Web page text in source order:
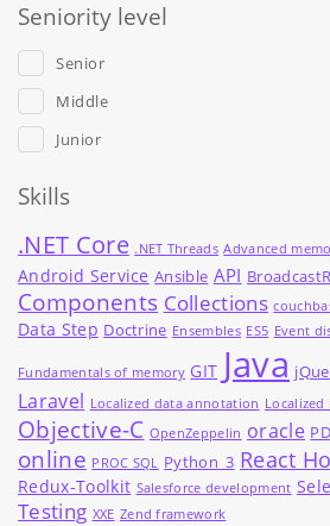
Seniority level
Senior
Middle
Junior
Skills
.NET Core .NET Threads Advanced
Android Service Ansible API
Components Collections
Data Step Doctrine Ensembles ES5 Event
Fundamentals of memory GIT Java
Laravel Localized data annotation Localized
Objective-C OpenZeppelin oracle
online PROC SQL Python_3 React
Redux-Toolkit Salesforce development
Testing XXE Zend framework